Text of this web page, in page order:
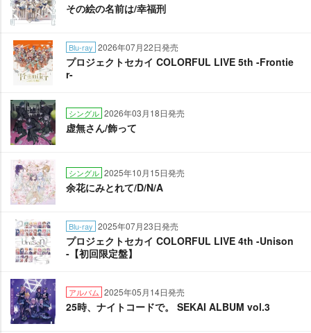
その絵の名前は/幸福刑
Blu-ray 2026年07月22日発売
プロジェクトセカイ COLORFUL LIVE 5th -Frontie
r-
シングル 2026年03月18日発売
虚無さん/飾って
シングル 2025年10月15日発売
余花にみとれて/D/N/A
Blu-ray 2025年07月23日発売
プロジェクトセカイ COLORFUL LIVE 4th -Unison
-【初回限定盤】
アルバム 2025年05月14日発売
25時、ナイトコードで。 SEKAI ALBUM vol.3